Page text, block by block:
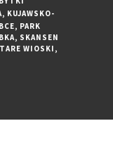
, KUJAWSKO-
, PARK
, SKANSEN
WIOSKI ,